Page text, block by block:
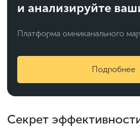
и анализируйте
Платформа омниканального
Подробнее
Секрет